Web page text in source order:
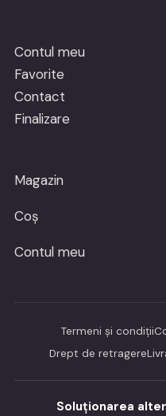
Contul meu
Favorite
Contact
Finalizare
Magazin
Coș
Contul meu
Termeni și condiții
Drept de retragere
Soluționarea